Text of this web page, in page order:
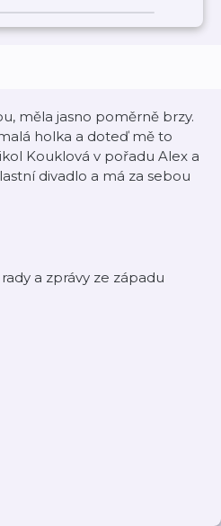
měla jasno poměrně brzy.
holka a doteď mě to
Kouklová v pořadu Alex a
divadlo a má za sebou
a zprávy ze západu